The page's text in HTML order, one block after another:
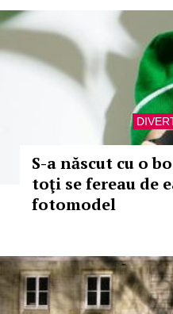
S-a născut cu o
toţi se fereau de
fotomodel